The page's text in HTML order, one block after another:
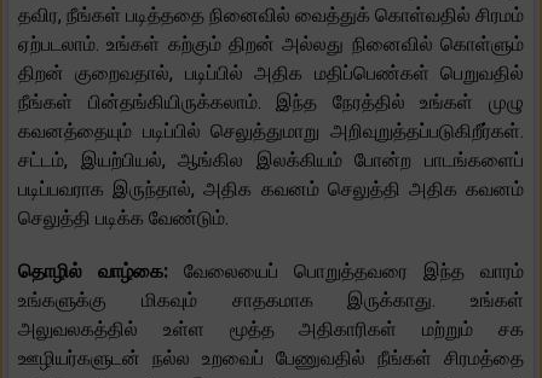
தவிர, நீங்கள் படித்ததை நினைவில் வைத்துக் கொள்வதில் சிரமம்
ஏற்படலாம். உங்கள் கற்கும் திறன் அல்லது நினைவில் கொள்ளும்
திறன் குறைவதால், படிப்பில் அதிக மதிப்பெண்கள் பெறுவதில்
நீங்கள் பின்தங்கியிருக்கலாம். இந்த நேரத்தில் உங்கள் முழு
கவனத்தையும் படிப்பில் செலுத்துமாறு அறிவுறுத்தப்படுகிறீர்கள்.
சட்டம், இயற்பியல், ஆங்கில இலக்கியம் போன்ற பாடங்களைப்
படிப்பவராக இருந்தால், அதிக கவனம் செலுத்தி அதிக கவனம்
செலுத்தி படிக்க வேண்டும்.
தொழில் வாழ்கை: வேலையைப் பொறுத்தவரை இந்த வாரம்
உங்களுக்கு மிகவும் சாதகமாக இருக்காது. உங்கள்
அலுவலகத்தில் உள்ள மூத்த அதிகாரிகள் மற்றும் சக
ஊழியர்களுடன் நல்ல உறவைப் பேணுவதில் நீங்கள் சிரமத்தை